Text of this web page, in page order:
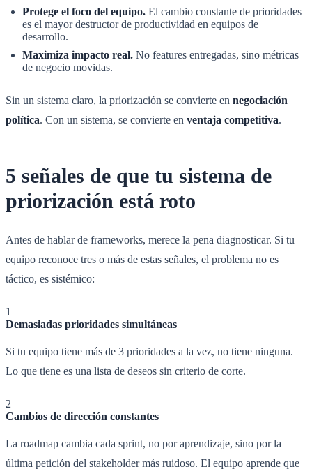
Protege el foco del equipo. El cambio constante de prioridades
es el mayor destructor de productividad en equipos de
desarrollo.
Maximiza impacto real. No features entregadas, sino métricas
de negocio movidas.
Sin un sistema claro, la priorización se convierte en negociación
política. Con un sistema, se convierte en ventaja competitiva.
5 señales de que tu sistema de
priorización está roto
Antes de hablar de frameworks, merece la pena diagnosticar. Si tu
equipo reconoce tres o más de estas señales, el problema no es
táctico, es sistémico:
1
Demasiadas prioridades simultáneas
Si tu equipo tiene más de 3 prioridades a la vez, no tiene ninguna.
Lo que tiene es una lista de deseos sin criterio de corte.
2
Cambios de dirección constantes
La roadmap cambia cada sprint, no por aprendizaje, sino por la
última petición del stakeholder más ruidoso. El equipo aprende que